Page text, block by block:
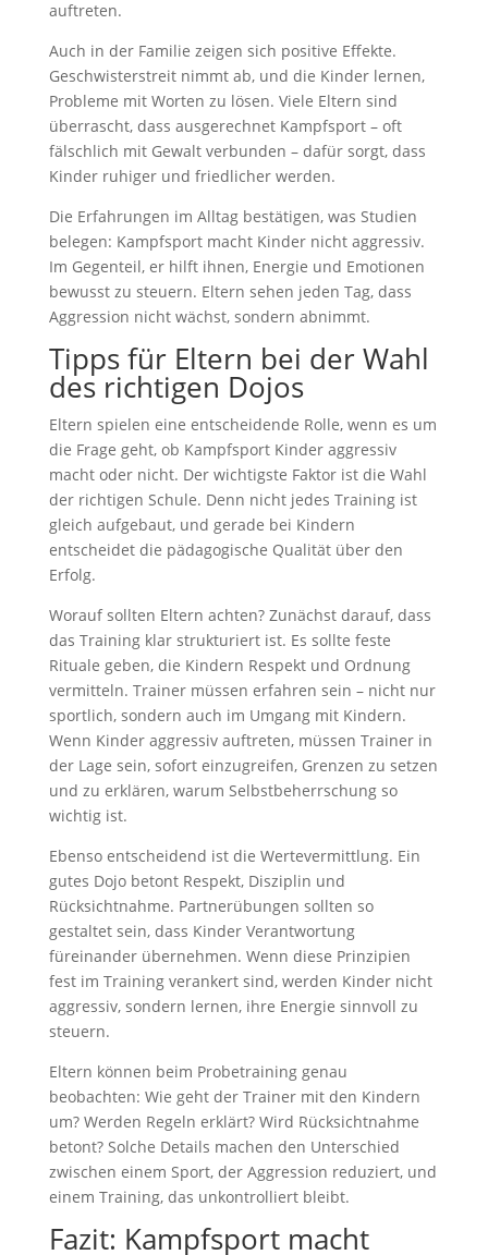
auftreten.
Auch in der Familie zeigen sich positive Effekte.
Geschwisterstreit nimmt ab, und die Kinder lernen,
Probleme mit Worten zu lösen. Viele Eltern sind
überrascht, dass ausgerechnet Kampfsport – oft
fälschlich mit Gewalt verbunden – dafür sorgt, dass
Kinder ruhiger und friedlicher werden.
Die Erfahrungen im Alltag bestätigen, was Studien
belegen: Kampfsport macht Kinder nicht aggressiv.
Im Gegenteil, er hilft ihnen, Energie und Emotionen
bewusst zu steuern. Eltern sehen jeden Tag, dass
Aggression nicht wächst, sondern abnimmt.
Tipps für Eltern bei der Wahl
des richtigen Dojos
Eltern spielen eine entscheidende Rolle, wenn es um
die Frage geht, ob Kampfsport Kinder aggressiv
macht oder nicht. Der wichtigste Faktor ist die Wahl
der richtigen Schule. Denn nicht jedes Training ist
gleich aufgebaut, und gerade bei Kindern
entscheidet die pädagogische Qualität über den
Erfolg.
Worauf sollten Eltern achten? Zunächst darauf, dass
das Training klar strukturiert ist. Es sollte feste
Rituale geben, die Kindern Respekt und Ordnung
vermitteln. Trainer müssen erfahren sein – nicht nur
sportlich, sondern auch im Umgang mit Kindern.
Wenn Kinder aggressiv auftreten, müssen Trainer in
der Lage sein, sofort einzugreifen, Grenzen zu setzen
und zu erklären, warum Selbstbeherrschung so
wichtig ist.
Ebenso entscheidend ist die Wertevermittlung. Ein
gutes Dojo betont Respekt, Disziplin und
Rücksichtnahme. Partnerübungen sollten so
gestaltet sein, dass Kinder Verantwortung
füreinander übernehmen. Wenn diese Prinzipien
fest im Training verankert sind, werden Kinder nicht
aggressiv, sondern lernen, ihre Energie sinnvoll zu
steuern.
Eltern können beim Probetraining genau
beobachten: Wie geht der Trainer mit den Kindern
um? Werden Regeln erklärt? Wird Rücksichtnahme
betont? Solche Details machen den Unterschied
zwischen einem Sport, der Aggression reduziert, und
einem Training, das unkontrolliert bleibt.
Fazit: Kampfsport macht